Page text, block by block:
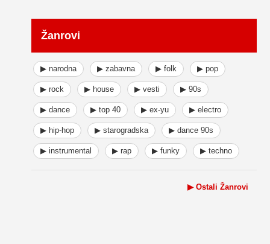
Žanrovi
▶ narodna ▶ zabavna ▶ folk ▶ pop
▶ rock ▶ house ▶ vesti ▶ 90s
▶ dance ▶ top 40 ▶ ex-yu ▶ electro
▶ hip-hop ▶ starogradska ▶ dance 90s
▶ instrumental ▶ rap ▶ funky ▶ techno
▶ Ostali Žanrovi